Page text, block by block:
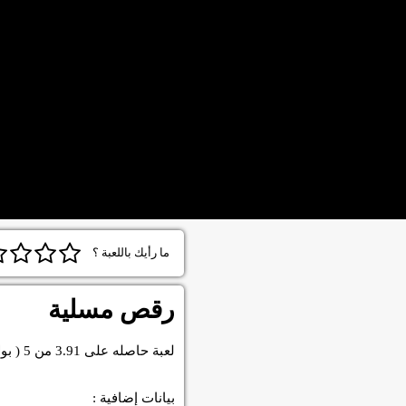
ما رأيك باللعبة ؟
رقص مسلية
لعبة حاصله على 3.91 من 5
(
بيانات إضافية :